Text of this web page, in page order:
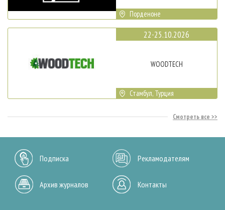
Порденоне
22-25.10.2026
WOODTECH
Стамбул, Турция
Смотреть все
Подписка Рекламодателям
Архив журналов Контакты